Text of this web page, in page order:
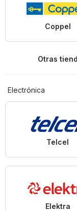
Coppel
Otras
Electrónica
Telcel
Elektra